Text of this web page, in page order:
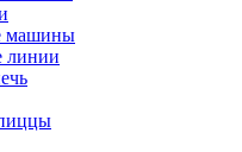
машины
линии